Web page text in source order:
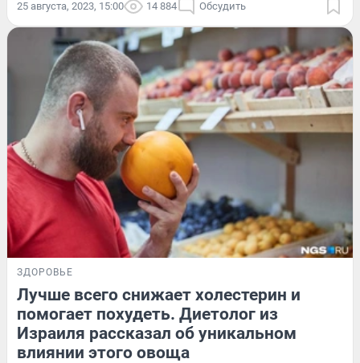
25 августа, 2023, 15:00 14 884 Обсудить
ЗДОРОВЬЕ
Лучше всего снижает холестерин и
помогает похудеть. Диетолог из
Израиля рассказал об уникальном
влиянии этого овоща